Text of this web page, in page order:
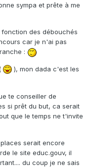
sympa et prête à me
des débouchés
car je n'ai pas
:
), mon dada c'est les
te conseiller de
si prêt du but, ca serait
que le temps ne t'invite
serait encore
le site educ.gouv, il
du coup je ne sais